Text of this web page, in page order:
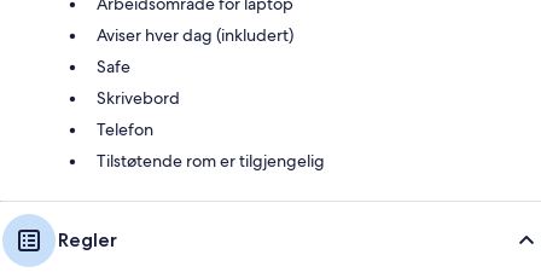
Aviser hver dag (inkludert)
Safe
Skrivebord
Telefon
Tilstøtende rom er tilgjengelig
Regler